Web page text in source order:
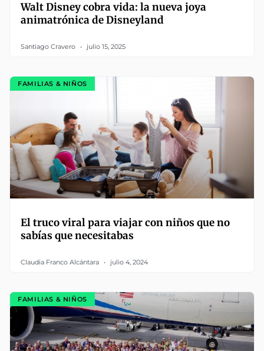
Walt Disney cobra vida: la nueva joya
animatrónica de Disneyland
Santiago Cravero julio 15, 2025
FAMILIAS & NIÑOS
El truco viral para viajar con niños que no
sabías que necesitabas
Claudia Franco Alcántara julio 4, 2024
FAMILIAS & NIÑOS